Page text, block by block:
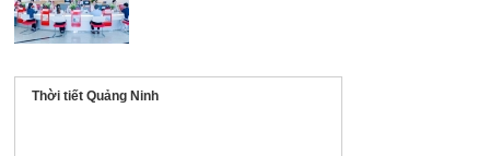
Thời tiết Quảng Ninh